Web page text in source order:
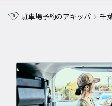
駐車場予約のアキッパ 千